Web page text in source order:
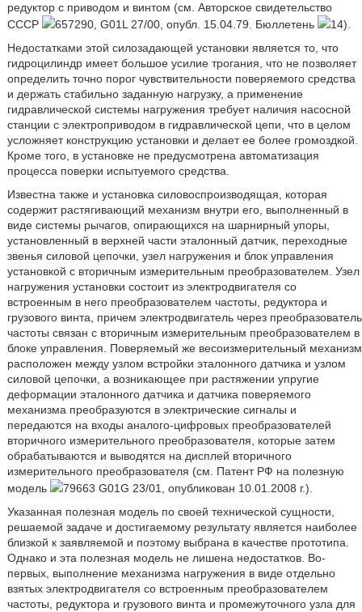
редуктор с приводом и винтом (см. Авторское свидетельство
СССР
657290, G01L 27/00, опубл. 15.04.79. Бюллетень
14).
Недостатками этой силозадающей установки является то, что
гидроцилиндр имеет большое усилие трогания, что не позволяет
определить точно порог чувствительности поверяемого средства
и держать стабильно заданную нагрузку, а применение
гидравлической системы нагружения требует наличия насосной
станции с электроприводом в гидравлической цепи, что в целом
усложняет конструкцию установки и делает ее более громоздкой.
Кроме того, в установке не предусмотрена автоматизация
процесса поверки испытуемого средства.
Известна также и установка силовоспроизводящая, которая
содержит растягивающий механизм внутри его, выполненный в
виде системы рычагов, опирающихся на шарнирный упоры,
установленный в верхней части эталонный датчик, переходные
звенья силовой цепочки, узел нагружения и блок управления
установкой с вторичным измерительным преобразователем. Узел
нагружения установки состоит из электродвигателя со
встроенным в него преобразователем частоты, редуктора и
грузового винта, причем электродвигатель через преобразователь
частоты связан с вторичным измерительным преобразователем в
блоке управления. Поверяемый же весоизмерительный механизм
расположен между узлом встройки эталонного датчика и узлом
силовой цепочки, а возникающее при растяжении упругие
деформации эталонного датчика и датчика поверяемого
механизма преобразуются в электрические сигналы и
передаются на входы аналого-цифровых преобразователей
вторичного измерительного преобразователя, которые затем
обрабатываются и выводятся на дисплей вторичного
измерительного преобразователя (см. Патент РФ на полезную
модель
79663 G01G 23/01, опубликован 10.01.2008 г.).
Указанная полезная модель по своей технической сущности,
решаемой задаче и достигаемому результату является наиболее
близкой к заявляемой и поэтому выбрана в качестве прототипа.
Однако и эта полезная модель не лишена недостатков. Во-
первых, выполнение механизма нагружения в виде отдельно
взятых электродвигателя со встроенным преобразователем
частоты, редуктора и грузового винта и промежуточного узла для